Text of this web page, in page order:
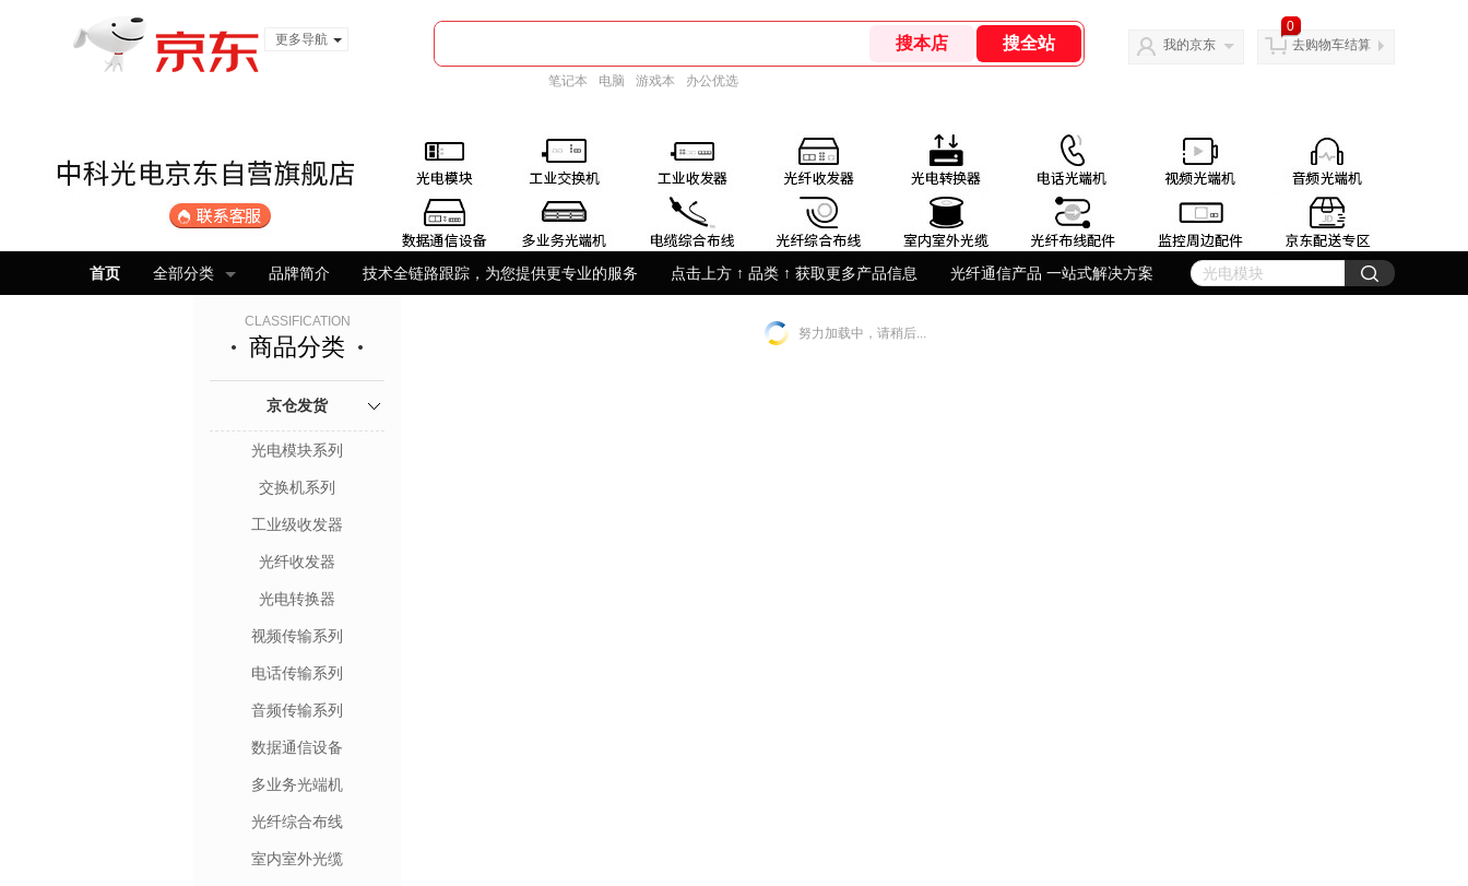
更多导航
笔记本 电脑 游戏本 办公优选
我的京东
0
去购物车结算
首页 全部分类 品牌简介 技术全链路跟踪，为您提供更专业的服务 点击上方 ↑ 品类 ↑ 获取更多产品信息 光纤通信产品 一站式解决方案
CLASSIFICATION
商品分类
京仓发货
光电模块系列
交换机系列
工业级收发器
光纤收发器
光电转换器
视频传输系列
电话传输系列
音频传输系列
数据通信设备
多业务光端机
光纤综合布线
室内室外光缆
努力加载中，请稍后...